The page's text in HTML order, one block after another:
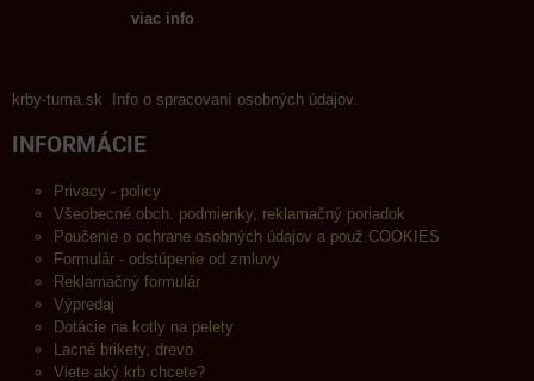
viac info
krby-tuma.sk Info o spracovaní osobných údajov.
INFORMÁCIE
Privacy - policy
Všeobecné obch. podmienky, reklamačný poriadok
Poučenie o ochrane osobných údajov a použ.COOKIES
Formulár - odstúpenie od zmluvy
Reklamačný formulár
Výpredaj
Dotácie na kotly na pelety
Lacné brikety, drevo
Viete aký krb chcete?